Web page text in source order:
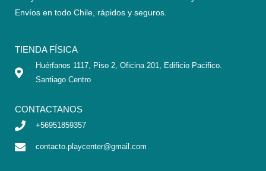
Envíos en todo Chile, rápidos y seguros.
TIENDA FÍSICA
Huérfanos 1117, Piso 2, Oficina 201, Edificio Pacifico.
Santiago Centro
CONTACTANOS
+56951859357
contacto.playcenter@gmail.com